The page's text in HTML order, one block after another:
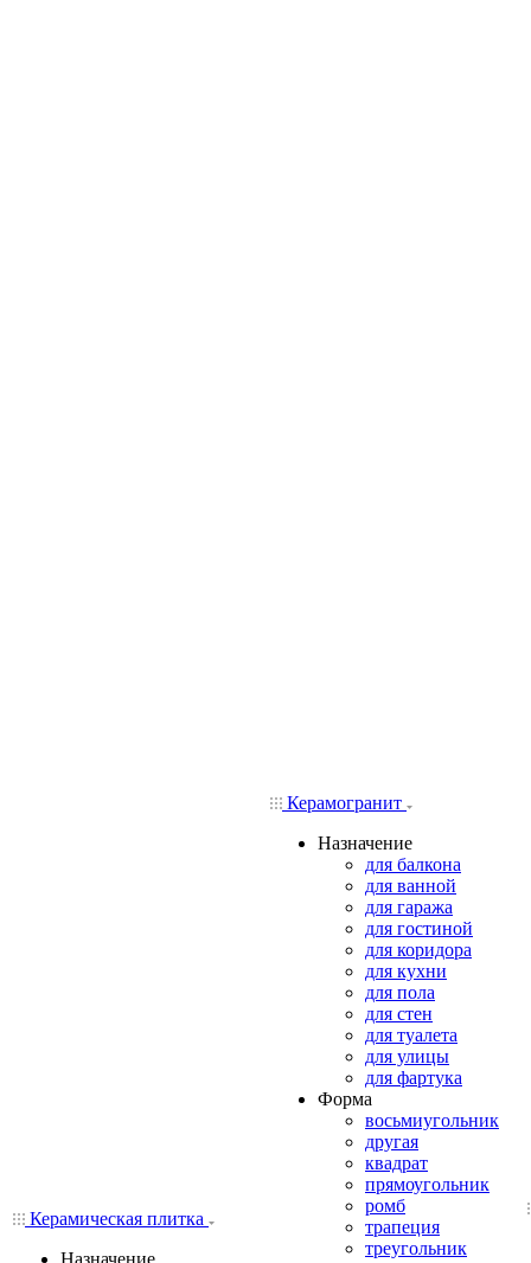
Керамическая плитка
Назначение
Керамогранит
Назначение
для балкона
для ванной
для гаража
для гостиной
для коридора
для кухни
для пола
для стен
для туалета
для улицы
для фартука
Форма
восьмиугольник
другая
квадрат
прямоугольник
ромб
трапеция
треугольник